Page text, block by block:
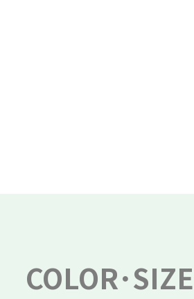
COLOR･SIZE